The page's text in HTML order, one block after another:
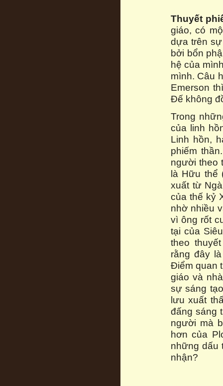
Thuyết
giáo, có
dựa trên
bởi bổn
hệ của
mình. Câu
Emerson
Đế không
Trong
của linh
Linh hồn,
phiếm
người theo
là Hữu thể
xuất từ
của thế kỷ
nhờ nhiều
vì ông rốt
tại của
theo
rằng đây
Điểm quan
giáo và
sự sáng
lưu xuất
đấng sáng
người mà
hơn của
những dấu
nhận?